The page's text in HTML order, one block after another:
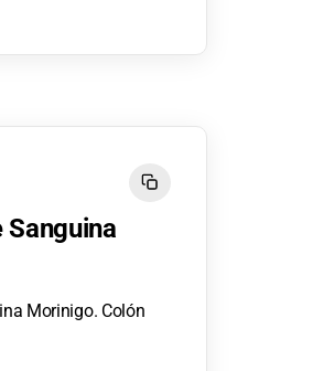
Morinigo. Colón